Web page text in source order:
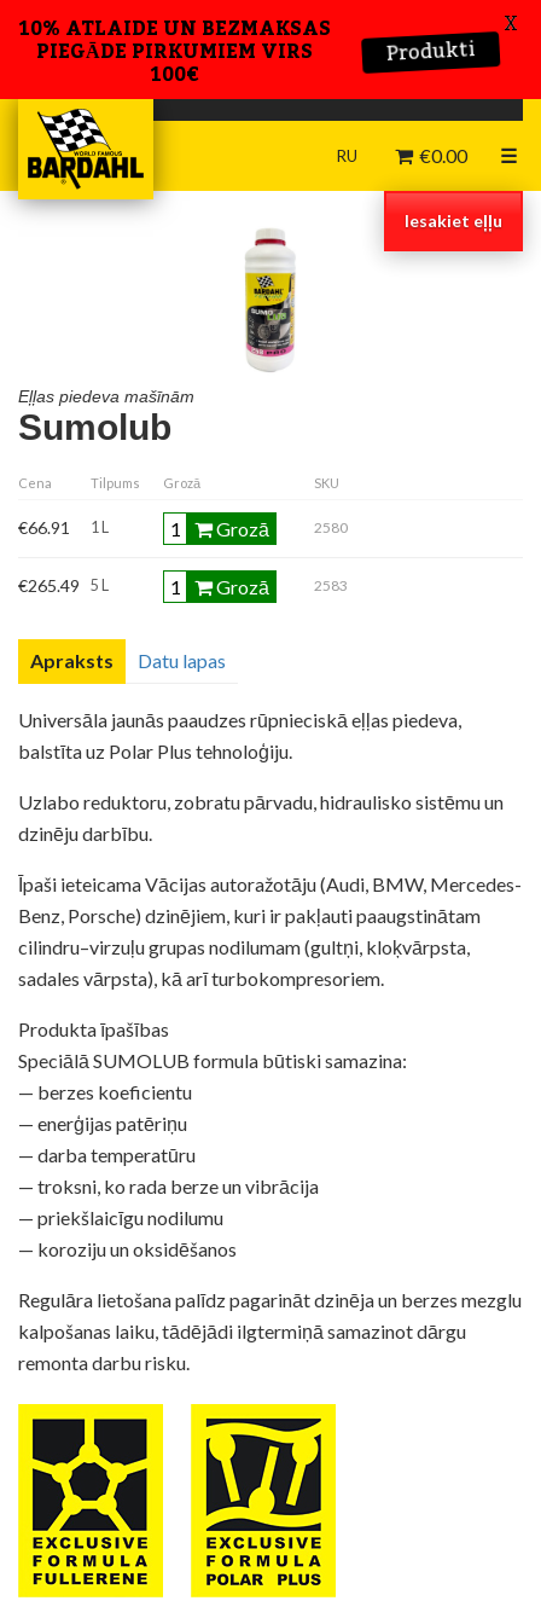
RU
Iesakiet eļļu
€0.00 ☰
Eļļas piedeva mašīnām
Sumolub
Cena Tilpums Grozā SKU
€66.91 1 L Grozā 2580
€265.49 5 L Grozā 2583
Apraksts Datu lapas
Universāla jaunās paaudzes rūpnieciskā eļļas piedeva,
balstīta uz Polar Plus tehnoloģiju.
Uzlabo reduktoru, zobratu pārvadu, hidraulisko sistēmu un
dzinēju darbību.
Īpaši ieteicama Vācijas autoražotāju (Audi, BMW, Mercedes-
Benz, Porsche) dzinējiem, kuri ir pakļauti paaugstinātam
cilindru–virzuļu grupas nodilumam (gultņi, kloķvārpsta,
sadales vārpsta), kā arī turbokompresoriem.
Produkta īpašības
Speciālā SUMOLUB formula būtiski samazina:
— berzes koeficientu
— enerģijas patēriņu
— darba temperatūru
— troksni, ko rada berze un vibrācija
— priekšlaicīgu nodilumu
— koroziju un oksidēšanos
Regulāra lietošana palīdz pagarināt dzinēja un berzes mezglu
kalpošanas laiku, tādējādi ilgtermiņā samazinot dārgu
remonta darbu risku.
Tehniskā datu lapa
Drošības datu lapa
10% ATLAIDE UN BEZMAKSAS
PIEGĀDE PIRKUMIEM VIRS
100€
Produkti
X